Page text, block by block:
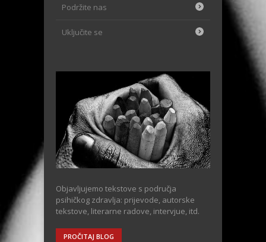
Podržite nas
Uključite se
Objavljujemo tekstove s područja
psihičkog zdravlja: prijevode, autorske
tekstove, literarne radove, intervjue, itd.
PROČITAJ BLOG